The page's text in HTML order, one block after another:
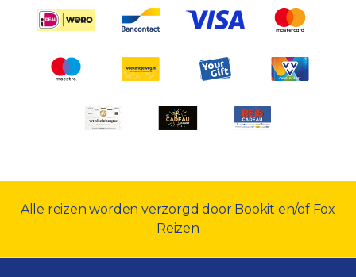
Alle reizen worden verzorgd door Bookit en/of Fox
Reizen